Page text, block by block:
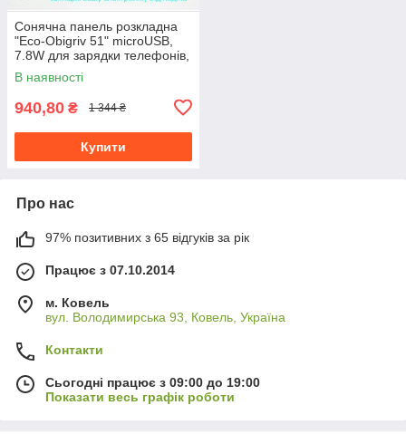
Сонячна панель розкладна
"Eco-Obigriv 51" microUSB,
7.8W для зарядки телефонів,
планшетів, павербанків
В наявності
940,80 ₴ 1 344 ₴
Купити
Про нас
97% позитивних з 65 відгуків за рік
Працює з 07.10.2014
м. Ковель
вул. Володимирська 93, Ковель, Україна
Контакти
Сьогодні працює з 09:00 до 19:00
Показати весь графік роботи